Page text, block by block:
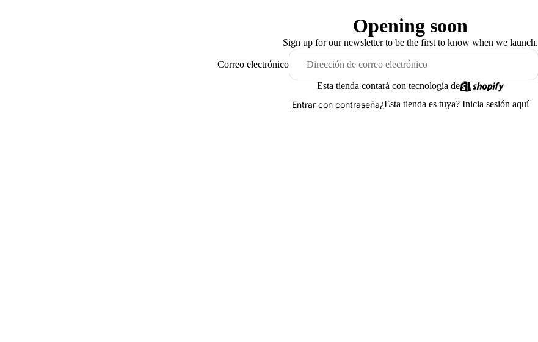
Opening soon
Sign up for our newsletter to be the first to know when we launch.
Correo electrónico
Esta tienda contará con tecnología de
Entrar con contraseña¿Esta tienda es tuya? Inicia sesión aquí